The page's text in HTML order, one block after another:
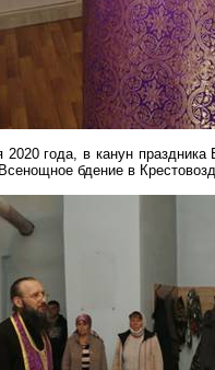
2020 года, в канун
бдение в